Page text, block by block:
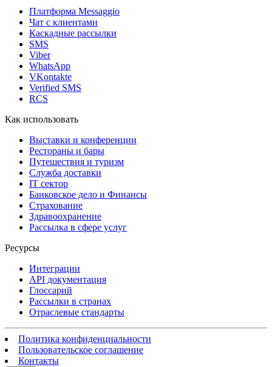
Платформа Messaggio
Чат с клиентами
Каскадные рассылки
SMS
Viber
WhatsApp
VKontakte
Verified SMS
RCS
Как использовать
Выставки и конференции
Рестораны и бары
Путешествия и туризм
Служба доставки
IT сектор
Банковское дело и Финансы
Страхование
Здравоохранение
Рассылка в сфере услуг
Ресурсы
Интеграции
API документация
Глоссарий
Рассылки в странах
Отраслевые стандарты
Политика конфиденциальности
Пользовательское соглашение
Контакты